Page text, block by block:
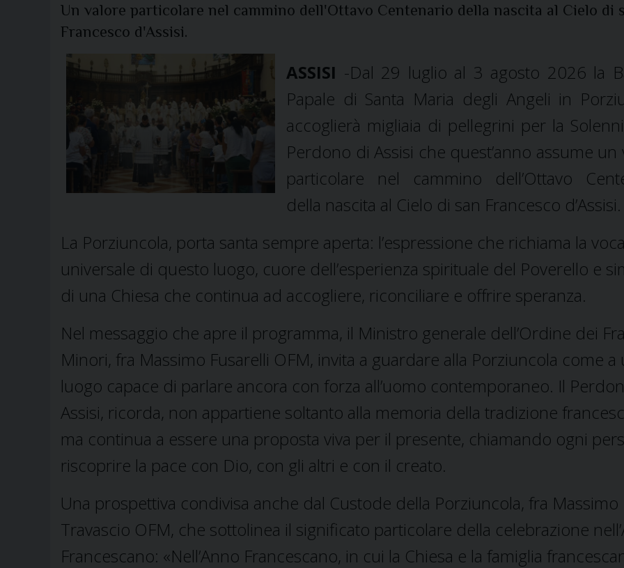
Un valore particolare nel cammino dell'Ottavo Centenario della nascita al Cielo di
Francesco d'Assisi.
ASSISI -Dal 29 luglio al 3 agosto 2026 la
Papale di Santa Maria degli Angeli in
accoglierà migliaia di pellegrini per la
Perdono di Assisi che quest’anno assume un
particolare nel cammino dell’Ottavo
della nascita al Cielo di san Francesco d’Assisi.
La Porziuncola, porta santa sempre aperta: l’espressione che richiama la
universale di questo luogo, cuore dell’esperienza spirituale del Poverello e
di una Chiesa che continua ad accogliere, riconciliare e offrire speranza.
Nel messaggio che apre il programma, il Ministro generale dell’Ordine dei
Minori, fra Massimo Fusarelli OFM, invita a guardare alla Porziuncola come a
luogo capace di parlare ancora con forza all’uomo contemporaneo. Il
Assisi, ricorda, non appartiene soltanto alla memoria della tradizione
ma continua a essere una proposta viva per il presente, chiamando ogni
riscoprire la pace con Dio, con gli altri e con il creato.
Una prospettiva condivisa anche dal Custode della Porziuncola, fra Massimo
Travascio OFM, che sottolinea il significato particolare della celebrazione
Francescano: «Nell’Anno Francescano, in cui la Chiesa e la famiglia